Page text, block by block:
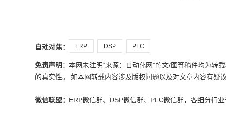
自动对焦： ERP DSP PLC
免责声明 ：本网未注明“来源：自动化网”的文/图等稿件均为转
的真实性。 如本网转载内容涉及版权问题以及对文章内容有疑
微信联盟： ERP微信群、DSP微信群、PLC微信群，各细分行业